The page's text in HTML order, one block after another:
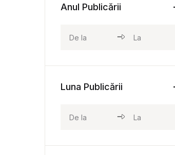
Anul Publicării
Luna Publicării